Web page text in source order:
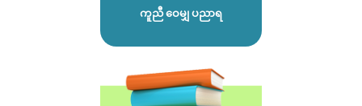
ကူညီ ဝေမျှ ပညာရ